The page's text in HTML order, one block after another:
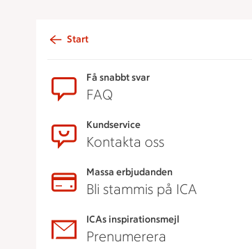
Start
Få snabbt svar
FAQ
Kundservice
Kontakta oss
Massa erbjudanden
Bli stammis på ICA
ICAs inspirationsmejl
Prenumerera